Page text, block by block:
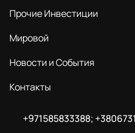
Прочие Инвестиции
Мировой
Новости и События
Контакты
+971585833388;